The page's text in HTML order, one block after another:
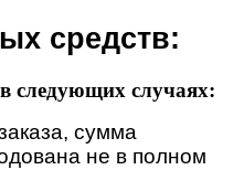
средств:
следующих случаях:
сумма
не в полном